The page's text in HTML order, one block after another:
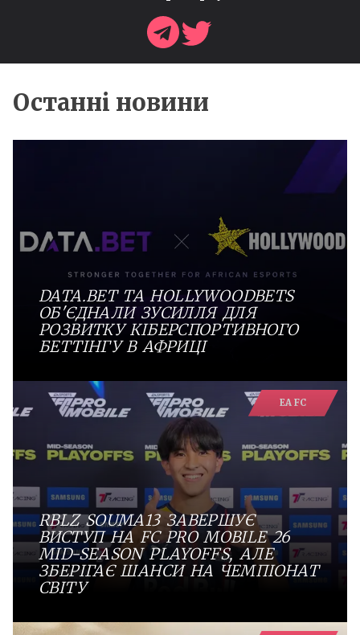
Останні новини
DATA.BET ТА HOLLYWOODBETS
ОБ'ЄДНАЛИ ЗУСИЛЛЯ ДЛЯ
РОЗВИТКУ КІБЕРСПОРТИВНОГО
БЕТТІНГУ В АФРИЦІ
EA FC
RBLZ SOUMA13 ЗАВЕРШУЄ
ВИСТУП НА FC PRO MOBILE 26
MID-SEASON PLAYOFFS, АЛЕ
ЗБЕРІГАЄ ШАНСИ НА ЧЕМПІОНАТ
СВІТУ